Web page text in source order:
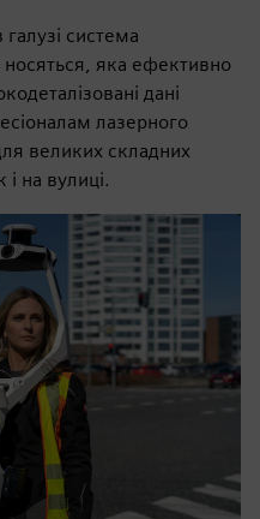
система
яка ефективно
дані
лазерного
великих складних
на вулиці.